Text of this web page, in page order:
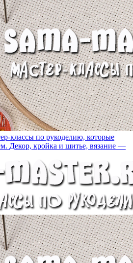
классы по рукоделию, которые
Декор, кройка и шитье, вязание —